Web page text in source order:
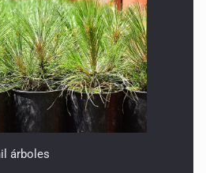
árboles